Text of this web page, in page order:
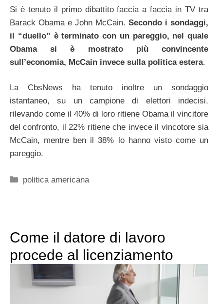
Si è tenuto il primo dibattito faccia a faccia in TV tra
Barack Obama e John McCain. Secondo i sondaggi,
il “duello” è terminato con un pareggio, nel quale
Obama si è mostrato più convincente
sull’economia, McCain invece sulla politica estera.
La CbsNews ha tenuto inoltre un sondaggio
istantaneo, su un campione di elettori indecisi,
rilevando come il 40% di loro ritiene Obama il vincitore
del confronto, il 22% ritiene che invece il vincotore sia
McCain, mentre ben il 38% lo hanno visto come un
pareggio.
Categorie
politica americana
Come il datore di lavoro
procede al licenziamento